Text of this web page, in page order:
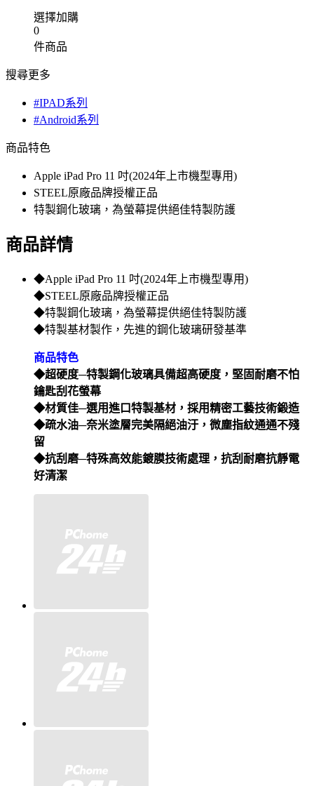
選擇加購
0
件商品
搜尋更多
#IPAD系列
#Android系列
商品特色
Apple iPad Pro 11 吋(2024年上市機型專用)
STEEL原廠品牌授權正品
特製鋼化玻璃，為螢幕提供絕佳特製防護
商品詳情
◆Apple iPad Pro 11 吋(2024年上市機型專用)
◆STEEL原廠品牌授權正品
◆特製鋼化玻璃，為螢幕提供絕佳特製防護
◆特製基材製作，先進的鋼化玻璃研發基準
商品特色
◆超硬度─特製鋼化玻璃具備超高硬度，堅固耐磨不怕
鑰匙刮花螢幕
◆材質佳─選用進口特製基材，採用精密工藝技術鍛造
◆疏水油─奈米塗層完美隔絕油汙，微塵指紋通通不殘
留
◆抗刮磨─特殊高效能鍍膜技術處理，抗刮耐磨抗靜電
好清潔